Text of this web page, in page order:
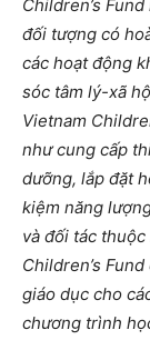
Children’s
đối tượng có
các hoạt động
sóc tâm lý-xã
Vietnam
như cung cấp
dưỡng, lắp đặt
kiệm năng
và đối tác
Children’s
giáo dục cho
chương trình